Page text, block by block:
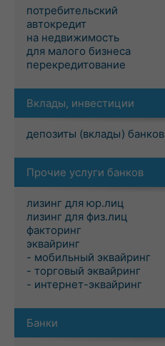
потребительский
автокредит
на недвижимость
для малого бизнеса
перекредитование
Вклады, инвестиции
депозиты (вклады) банков
Прочие услуги банков
лизинг для юр.лиц
лизинг для физ.лиц
факторинг
эквайринг
- мобильный эквайринг
- торговый эквайринг
- интернет-эквайринг
Банки